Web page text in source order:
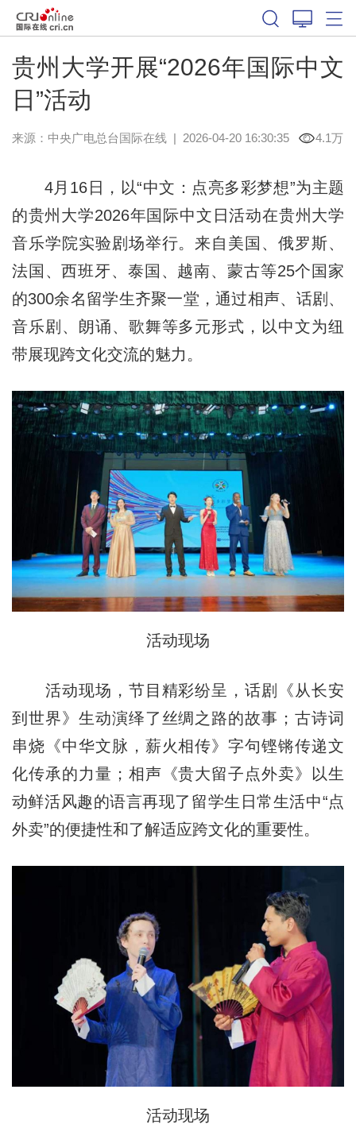
贵州大学开展“2026年国际中文
日”活动
来源：中央广电总台国际在线| 2026-04-20 16:30:35 4.1万
4月16日，以“中文：点亮多彩梦想”为主题
的贵州大学2026年国际中文日活动在贵州大学
音乐学院实验剧场举行。来自美国、俄罗斯、
法国、西班牙、泰国、越南、蒙古等25个国家
的300余名留学生齐聚一堂，通过相声、话剧、
音乐剧、朗诵、歌舞等多元形式，以中文为纽
带展现跨文化交流的魅力。
活动现场
活动现场，节目精彩纷呈，话剧《从长安
到世界》生动演绎了丝绸之路的故事；古诗词
串烧《中华文脉，薪火相传》字句铿锵传递文
化传承的力量；相声《贵大留子点外卖》以生
动鲜活风趣的语言再现了留学生日常生活中“点
外卖”的便捷性和了解适应跨文化的重要性。
活动现场